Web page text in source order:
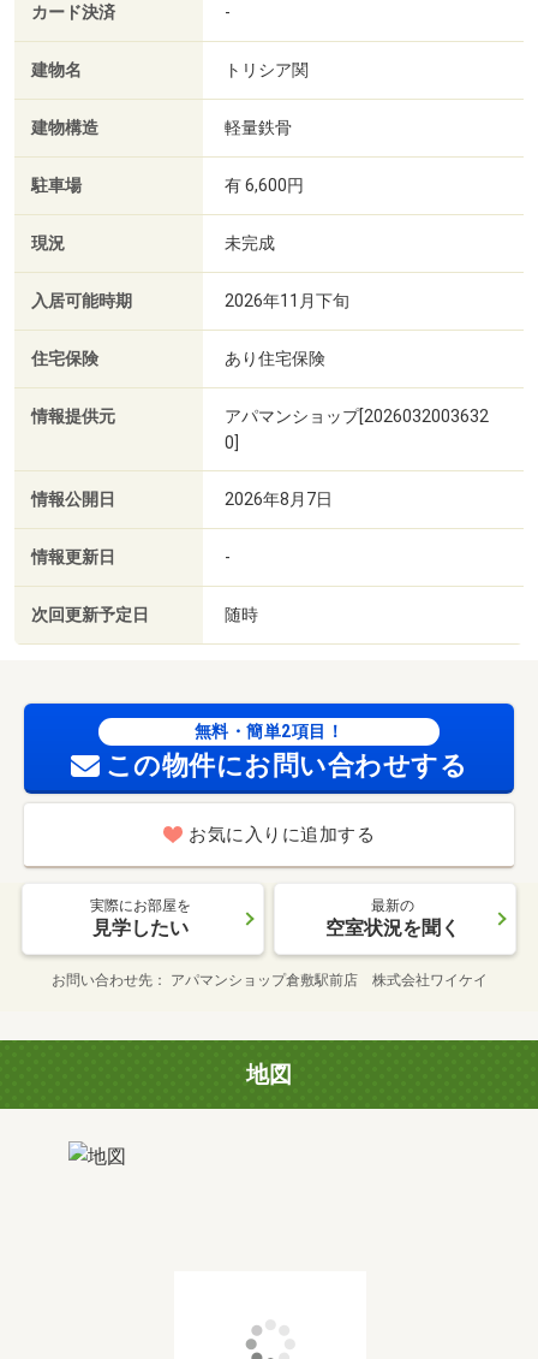
カード決済 -
建物名 トリシア関
建物構造 軽量鉄骨
駐車場 有 6,600円
現況 未完成
入居可能時期 2026年11月下旬
住宅保険 あり住宅保険
情報提供元
アパマンショップ[2026032003632
0]
情報公開日 2026年8月7日
情報更新日 -
次回更新予定日 随時
無料・簡単2項目！
この物件にお問い合わせする
お気に入りに追加する
実際にお部屋を
見学したい
最新の
空室状況を聞く
お問い合わせ先 アパマンショップ倉敷駅前店 株式会社ワイケイ
地図